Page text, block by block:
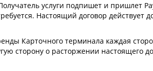
услуги подпишет и пришлет
Настоящий договор действует
Карточного терминала каждая
сторону о расторжении настоящего